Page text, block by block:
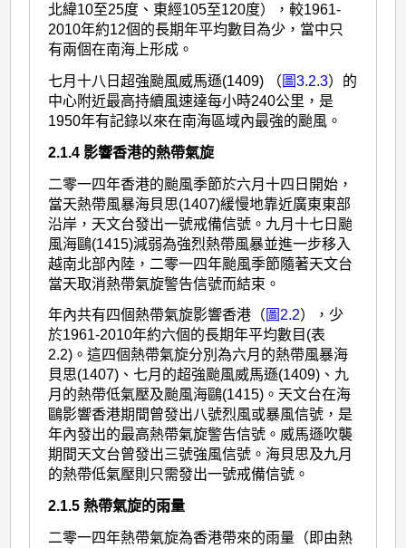
北緯10至25度、東經105至120度），較1961-
2010年約12個的長期年平均數目為少，當中只
有兩個在南海上形成。
七月十八日超強颱風威馬遜(1409) （ 圖3.2.3）的
中心附近最高持續風速達每小時240公里，是
1950年有記錄以來在南海區域內最強的颱風。
2.1.4 影響香港的熱帶氣旋
二零一四年香港的颱風季節於六月十四日開始，
當天熱帶風暴海貝思(1407)緩慢地靠近廣東東部
沿岸，天文台發出一號戒備信號。九月十七日颱
風海鷗(1415)減弱為強烈熱帶風暴並進一步移入
越南北部內陸，二零一四年颱風季節隨著天文台
當天取消熱帶氣旋警告信號而結束。
年內共有四個熱帶氣旋影響香港（ 圖2.2），少
於1961-2010年約六個的長期年平均數目(表
2.2)。這四個熱帶氣旋分別為六月的熱帶風暴海
貝思(1407)、七月的超強颱風威馬遜(1409)、九
月的熱帶低氣壓及颱風海鷗(1415)。天文台在海
鷗影響香港期間曾發出八號烈風或暴風信號，是
年內發出的最高熱帶氣旋警告信號。威馬遜吹襲
期間天文台曾發出三號強風信號。海貝思及九月
的熱帶低氣壓則只需發出一號戒備信號。
2.1.5 熱帶氣旋的雨量
二零一四年熱帶氣旋為香港帶來的雨量（即由熱